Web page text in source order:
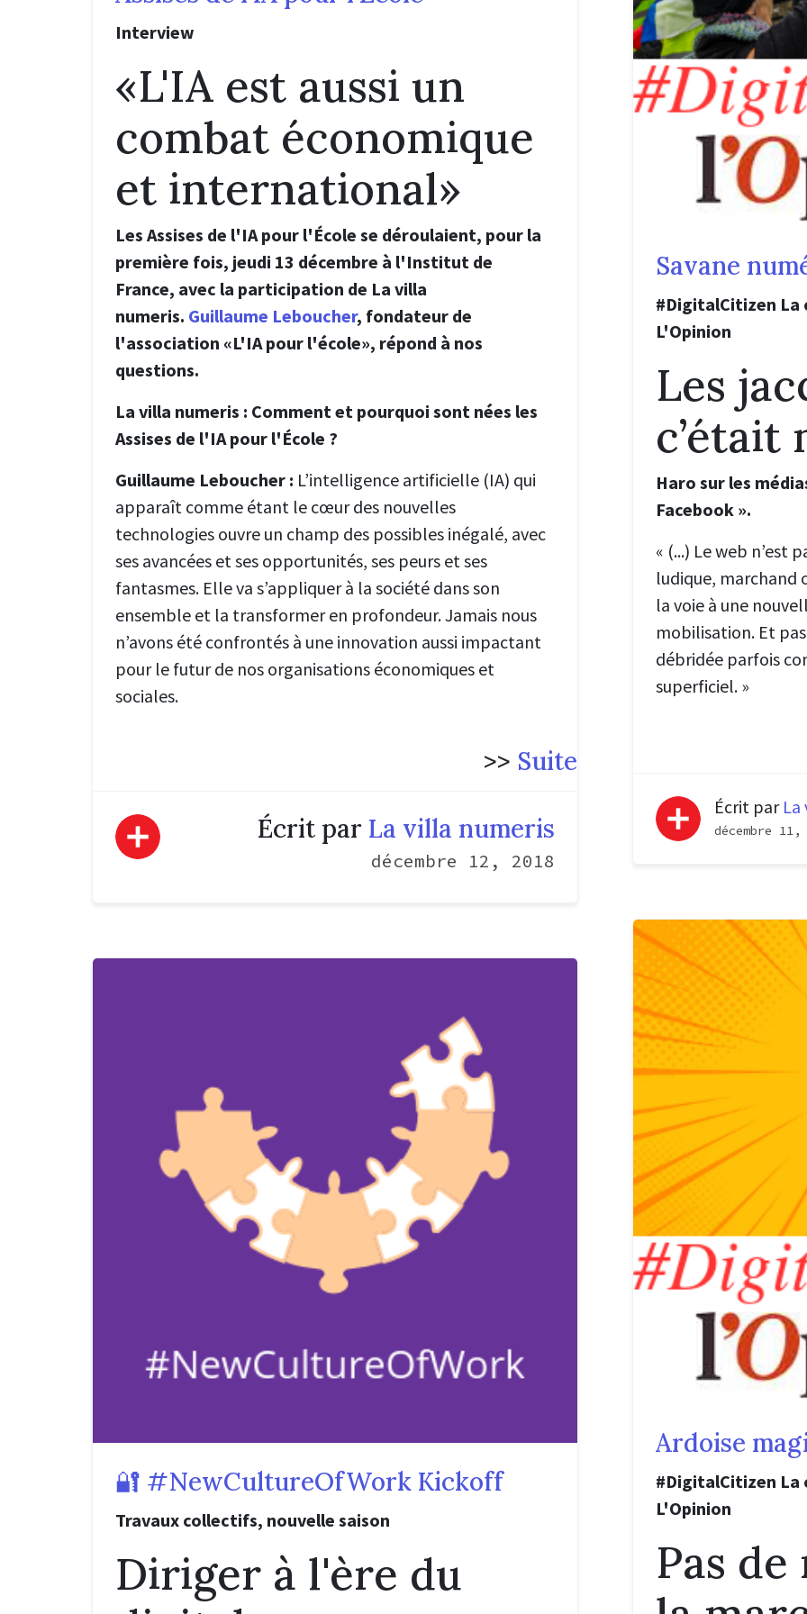
Interview
«L'IA est aussi un
combat économique
et international»
Les Assises de l'IA pour l'École se déroulaient, pour la
première fois, jeudi 13 décembre à l'Institut de
France, avec la participation de La villa
numeris. Guillaume Leboucher, fondateur de
l'association «L'IA pour l'école», répond à nos
questions.
La villa numeris : Comment et pourquoi sont nées les
Assises de l'IA pour l'École ?
Guillaume Leboucher : L’intelligence artificielle (IA) qui
apparaît comme étant le cœur des nouvelles
technologies ouvre un champ des possibles inégalé, avec
ses avancées et ses opportunités, ses peurs et ses
fantasmes. Elle va s’appliquer à la société dans son
ensemble et la transformer en profondeur. Jamais nous
n’avons été confrontés à une innovation aussi impactant
pour le futur de nos organisations économiques et
sociales.
>> Suite
Écrit par La villa numeris
décembre 12, 2018
Savane
#DigitalCitizen La
L'Opinion
Les
c’était
Haro sur les
Facebook ».
« (...) Le web n’est
ludique, marchand
la voie à une
mobilisation. Et
débridée parfois
superficiel. »
Écrit par
décembre 11,
Ardoise
#DigitalCitizen La
L'Opinion
Pas
🔐 #NewCultureOfWork Kickoff
Travaux collectifs, nouvelle saison
Diriger à l'ère du